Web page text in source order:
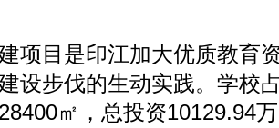
项目是印江加大优质教育
设步伐的生动实践。学校
㎡，总投资10129.94